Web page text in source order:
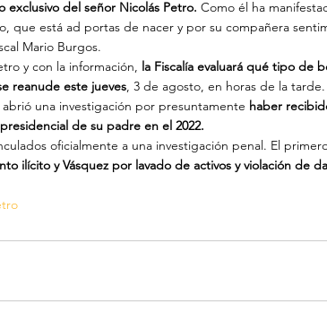
exclusivo del señor Nicolás Petro. Como él ha
que está ad portas de nacer y por su compañera
Mario Burgos.
y con la información, la Fiscalía evaluará qué tipo de
reanude este jueves, 3 de agosto, en horas de la tarde.
una investigación por presuntamente haber
de su padre en el 2022.
oficialmente a una investigación penal. El
ilícito y Vásquez por lavado de activos y violación de